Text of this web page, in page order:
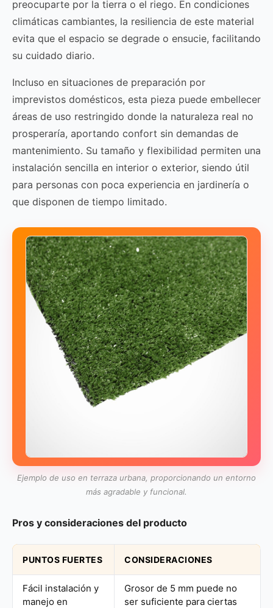
preocuparte por la tierra o el riego. En condiciones
climáticas cambiantes, la resiliencia de este material
evita que el espacio se degrade o ensucie, facilitando
su cuidado diario.
Incluso en situaciones de preparación por
imprevistos domésticos, esta pieza puede embellecer
áreas de uso restringido donde la naturaleza real no
prosperaría, aportando confort sin demandas de
mantenimiento. Su tamaño y flexibilidad permiten una
instalación sencilla en interior o exterior, siendo útil
para personas con poca experiencia en jardinería o
que disponen de tiempo limitado.
Ejemplo de uso en terraza urbana, proporcionando un entorno
más agradable y funcional.
Pros y consideraciones del producto
PUNTOS FUERTES CONSIDERACIONES
Fácil instalación y
manejo en
Grosor de 5 mm puede no
ser suficiente para ciertas